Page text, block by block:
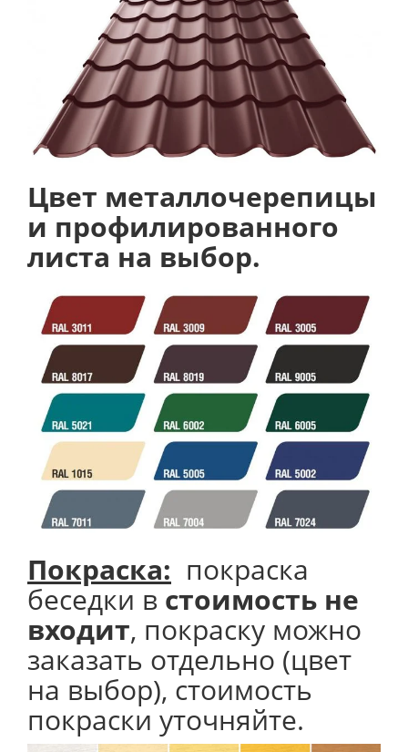
Цвет металлочерепицы
и профилированного
листа на выбор.
Покраска: покраска
беседки в стоимость не
входит, покраску можно
заказать отдельно (цвет
на выбор), стоимость
покраски уточняйте.